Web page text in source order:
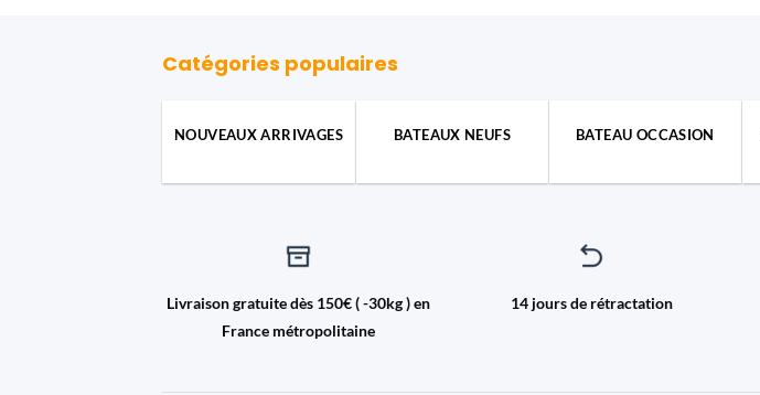
Catégories populaires
NOUVEAUX ARRIVAGES BATEAUX NEUFS BATEAU OCCASION
Livraison gratuite dès 150€ ( -30kg ) en
France métropolitaine
14 jours de rétractation